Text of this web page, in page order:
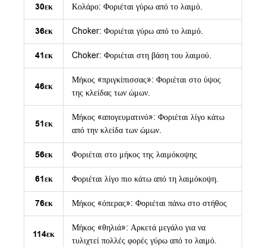
30εκ Κολάρο: Φοριέται γύρω από το λαιμό.
36εκ Choker: Φοριέται γύρω από το λαιμό.
41εκ Choker: Φοριέται στη βάση του λαιμού.
46εκ
Μήκος «πριγκίπισσας»: Φοριέται στο ύψος
της κλείδας των ώμων.
51εκ
Μήκος «απογευματινό»: Φοριέται λίγο κάτω
από την κλείδα των ώμων.
56εκ Φοριέται στο μήκος της λαιμόκοψης
61εκ Φοριέται λίγο πιο κάτω από τη λαιμόκοψη.
76εκ Μήκος «όπερας»: Φοριέται πάνω στο στήθος
114εκ
Μήκος «θηλιά»: Αρκετά μεγάλο για να
τυλιχτεί πολλές φορές γύρω από το λαιμό.